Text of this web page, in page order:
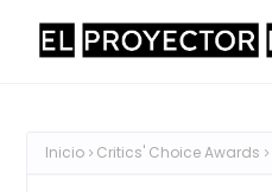
Inicio Critics' Choice Awards